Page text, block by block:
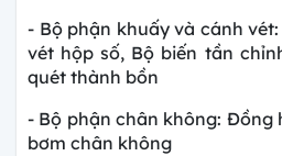
- Bộ phận khuấy và cánh
vét hộp số, Bộ biến tần
quét thành bồn
- Bộ phận chân không: Đồng
bơm chân không